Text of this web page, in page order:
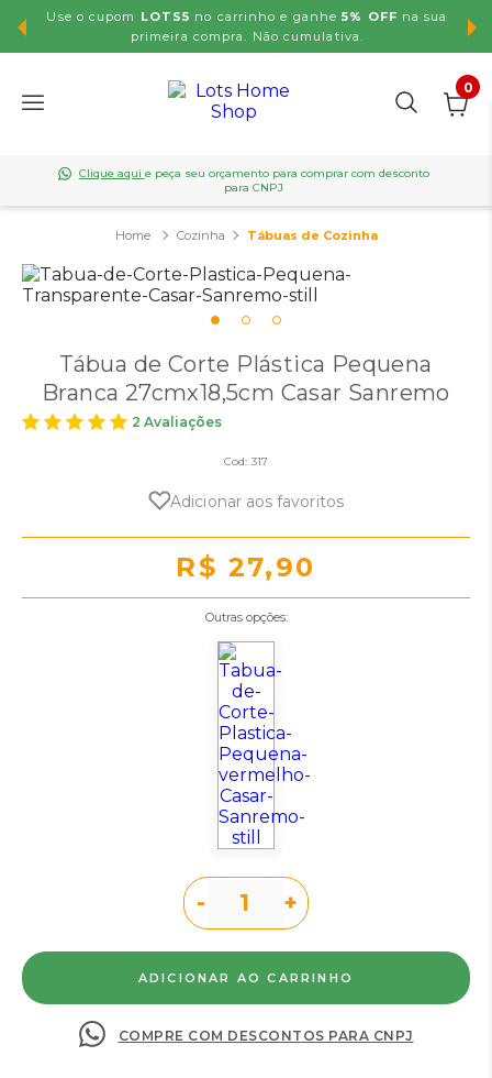
Use o cupom LOTS5 no carrinho e ganhe5% OFF na sua
primeira compra. Não cumulativa.
0
Clique aqui e peça seu orçamento para comprar com desconto
para CNPJ
Cozinha Tábuas de Cozinha
Tábua de Corte Plástica Pequena
Branca 27cmx18,5cm Casar Sanremo
2 Avaliações
Cod: 317
Adicionar aos favoritos
R$ 27,90
Outras opções:
- +
COMPRE COM DESCONTOS PARA CNPJ